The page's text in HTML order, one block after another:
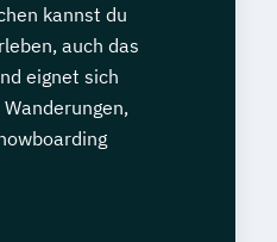
kannst du
auch das
eignet sich